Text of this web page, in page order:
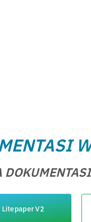
Litepaper V2